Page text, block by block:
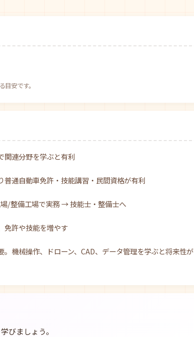
安です。
関連分野を学ぶと有利
通自動車免許・技能講習・民間資格が有利
/整備工場で実務 → 技能士・整備士へ
免許や技能を増やす
機械操作、ドローン、CAD、データ管理を学ぶと将来性が
びましょう。